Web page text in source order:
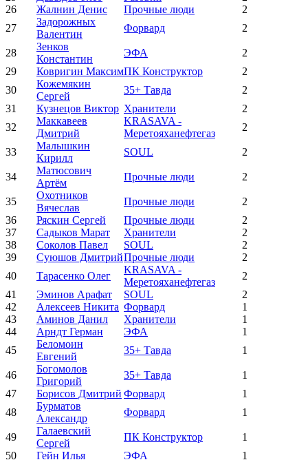
26
Жалнин Денис Прочные люди
2
27
Задорожных
Валентин
Форвард 2
28
Зенков
Константин
ЭФА
2
29
Ковригин МаксимПК Конструктор
2
30
Кожемякин
Сергей
35+ Тавда
2
31
Кузнецов Виктор Хранители
2
32
Маккавеев
Дмитрий
KRASAVA -
Меретояханефтегаз
2
33
Малышкин
Кирилл
SOUL 2
34
Матюсович
Артём
Прочные люди 2
35
Охотников
Вячеслав
Прочные люди
2
36
Ряскин Сергей Прочные люди
2
37
Садыков Марат Хранители
2
38
Соколов Павел SOUL
2
39
Суюшов ДмитрийПрочные люди
2
40
Тарасенко Олег
KRASAVA -
Меретояханефтегаз
2
41
Эминов Арафат SOUL
2
42
Алексеев Никита Форвард
1
43
Аминов Данил Хранители
1
44
Арндт Герман ЭФА
1
45
Беломоин
Евгений
35+ Тавда 1
46
Богомолов
Григорий
35+ Тавда
1
47
Борисов Дмитрий Форвард
1
48
Бурматов
Александр
Форвард 1
49
Галаевский
Сергей
ПК Конструктор
1
50
Гейн Илья ЭФА
1